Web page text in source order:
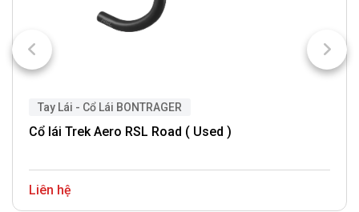
Tay Lái - Cổ Lái BONTRAGER
Cổ lái Trek Aero RSL Road ( Used )
Liên hệ